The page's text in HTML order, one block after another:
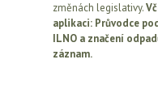
změnách legislativy.
aplikaci: Průvodce
ILNO a značení
záznam.